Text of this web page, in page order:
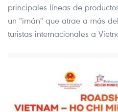
principales líneas de
un "imán" que atrae a más
turistas internacionales a